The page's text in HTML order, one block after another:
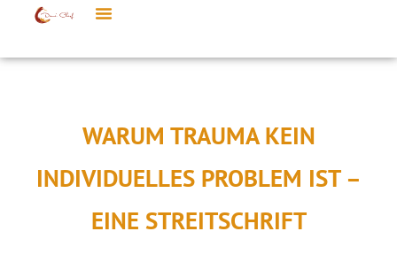
WARUM TRAUMA KEIN
INDIVIDUELLES PROBLEM IST –
EINE STREITSCHRIFT